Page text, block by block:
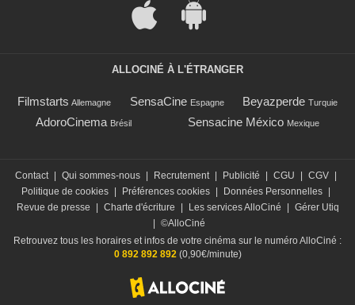
ALLOCINÉ À L'ÉTRANGER
Filmstarts Allemagne SensaCine Espagne Beyazperde Turquie
AdoroCinema Brésil Sensacine México Mexique
Contact Qui sommes-nous Recrutement Publicité CGU CGV
Politique de cookies
Préférences cookies Données Personnelles
Revue de presse
Charte d'écriture Les services AlloCiné
Gérer Utiq
©AlloCiné
Retrouvez tous les horaires et infos de votre cinéma sur le numéro AlloCiné :
0 892 892 892(0,90€/minute)